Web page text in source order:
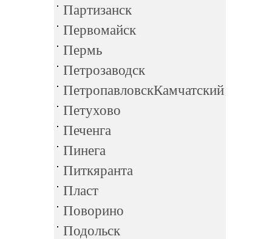
Партизанск
Первомайск
Пермь
Петрозаводск
ПетропавловскКамчатский
Петухово
Печенга
Пинега
Питкяранта
Пласт
Поворино
Подольск